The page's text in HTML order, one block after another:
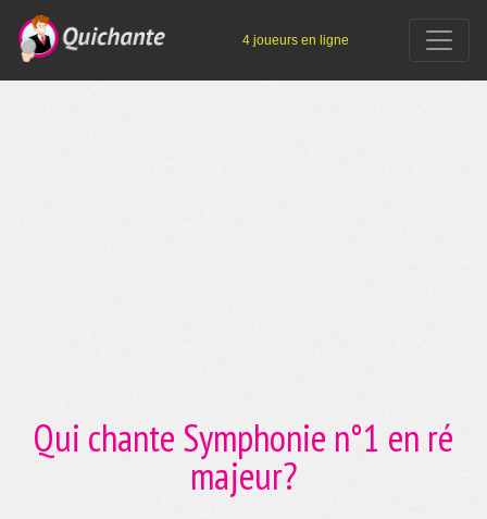
4 joueurs en ligne
Qui chante Symphonie n°1 en ré
majeur?